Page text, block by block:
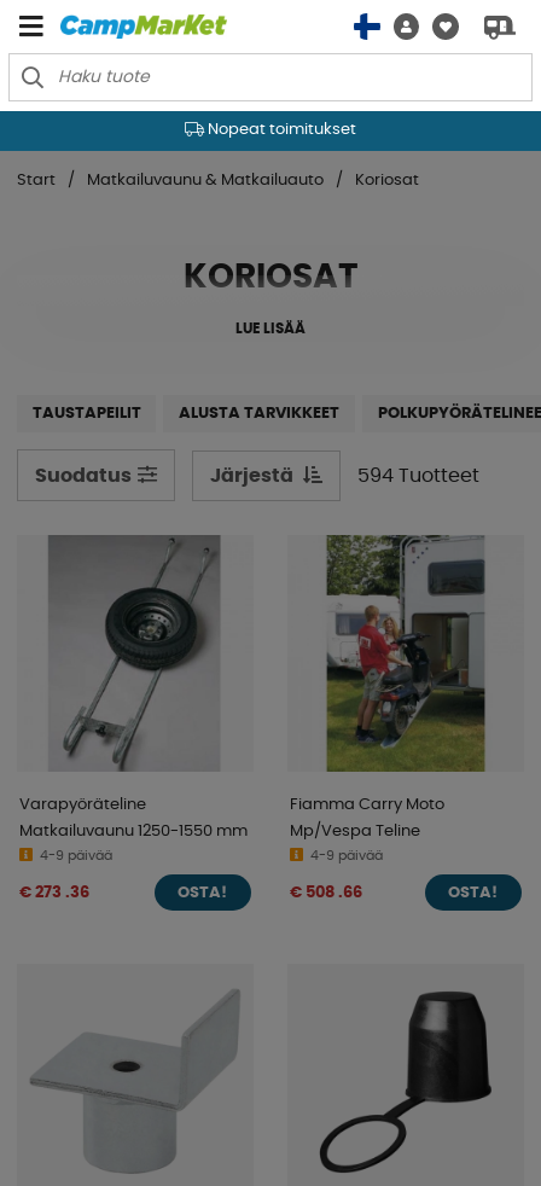
Nopeat toimitukset
Start Matkailuvaunu & Matkailuauto Koriosat
KORIOSAT
LUE LISÄÄ
TAUSTAPEILIT ALUSTA TARVIKKEET
Suodatus Järjestä 594 Tuotteet
Varapyöräteline
Matkailuvaunu 1250-1550 mm
4-9 päivää
€ 273 .36 OSTA!
Fiamma Carry Moto
Mp/Vespa Teline
4-9 päivää
€ 508 .66 OSTA!